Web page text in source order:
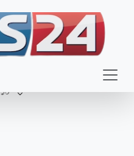
বললেন পুতিন